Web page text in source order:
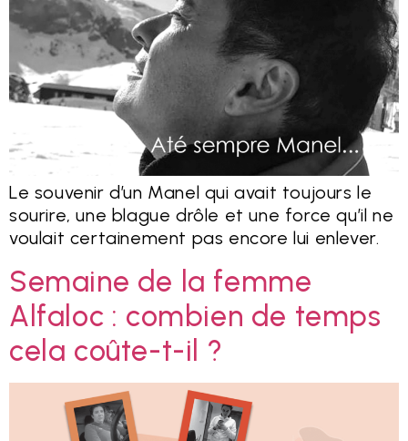
Le souvenir d’un Manel qui avait toujours le
sourire, une blague drôle et une force qu’il ne
voulait certainement pas encore lui enlever.
Semaine de la femme
Alfaloc : combien de temps
cela coûte-t-il ?